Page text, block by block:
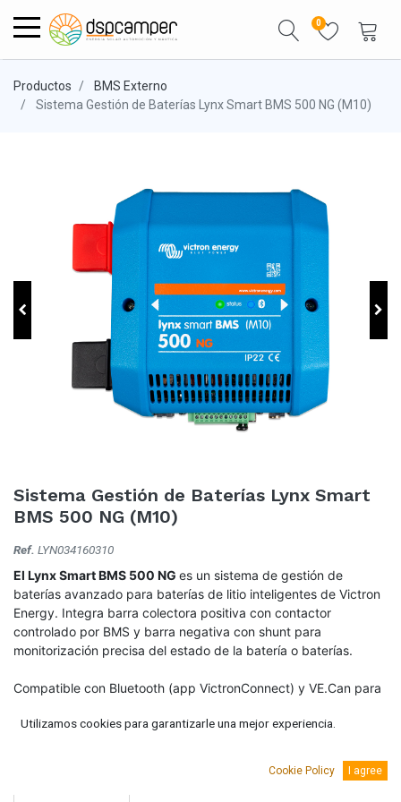
0
Productos
BMS Externo
Sistema Gestión de Baterías Lynx Smart BMS 500 NG (M10)
Sistema Gestión de Baterías Lynx Smart
BMS 500 NG (M10)
Ref. LYN034160310
El Lynx Smart BMS 500 NG es un sistema de gestión de
baterías avanzado para baterías de litio inteligentes de Victron
Energy. Integra barra colectora positiva con contactor
controlado por BMS y barra negativa con shunt para
monitorización precisa del estado de la batería o baterías.
Compatible con Bluetooth (app VictronConnect) y VE.Can para
Utilizamos cookies para garantizarle una mejor experiencia.
Cookie Policy I agree